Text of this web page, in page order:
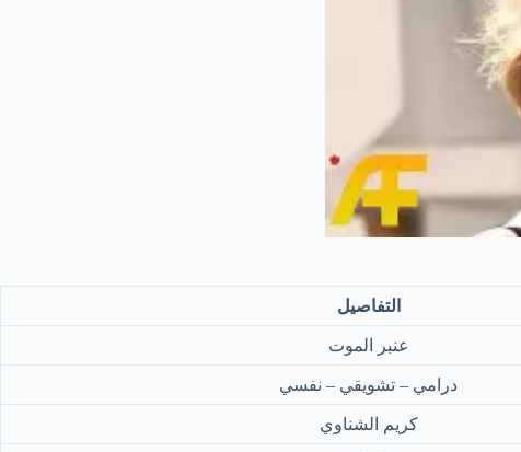
التفاصيل
عنبر الموت
درامي – تشويقي – نفسي
كريم الشناوي